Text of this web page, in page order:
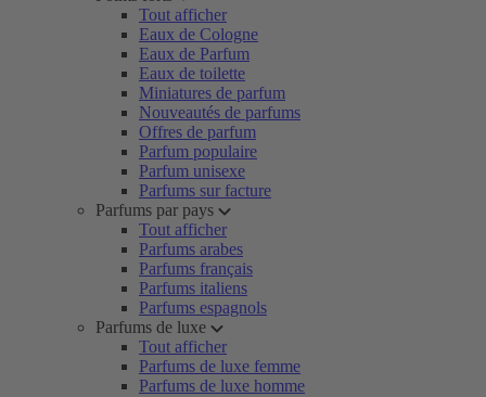
Tout afficher
Eaux de Cologne
Eaux de Parfum
Eaux de toilette
Miniatures de parfum
Nouveautés de parfums
Offres de parfum
Parfum populaire
Parfum unisexe
Parfums sur facture
Parfums par pays
Tout afficher
Parfums arabes
Parfums français
Parfums italiens
Parfums espagnols
Parfums de luxe
Tout afficher
Parfums de luxe femme
Parfums de luxe homme